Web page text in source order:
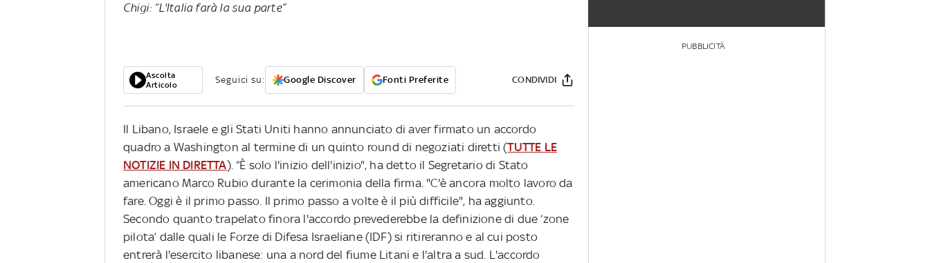
Chigi: “L'Italia farà la sua parte”
Ascolta
Articolo
Seguici su: Google Discover Fonti Preferite CONDIVIDI
Il Libano, Israele e gli Stati Uniti hanno annunciato di aver firmato un accordo
quadro a Washington al termine di un quinto round di negoziati diretti (TUTTE LE
NOTIZIE IN DIRETTA). “È solo l'inizio dell'inizio", ha detto il Segretario di Stato
americano Marco Rubio durante la cerimonia della firma. "C'è ancora molto lavoro da
fare. Oggi è il primo passo. Il primo passo a volte è il più difficile", ha aggiunto.
Secondo quanto trapelato finora l'accordo prevederebbe la definizione di due ‘zone
pilota’ dalle quali le Forze di Difesa Israeliane (IDF) si ritireranno e al cui posto
entrerà l'esercito libanese: una a nord del fiume Litani e l'altra a sud. L'accordo
PUBBLICITÀ